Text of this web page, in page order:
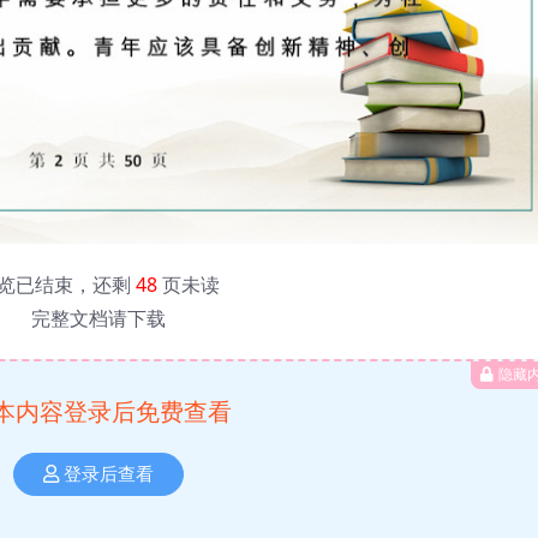
已结束，还剩 48页未读
完整文档请下载
隐藏
内容登录后免费查看
登录后查看